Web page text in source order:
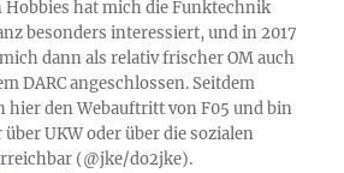
Hobbies hat mich die Funktechnik
besonders interessiert, und in 2017
dann als relativ frischer OM auch
DARC angeschlossen. Seitdem
hier den Webauftritt von F05 und bin
über UKW oder über die sozialen
(@jke/do2jke).